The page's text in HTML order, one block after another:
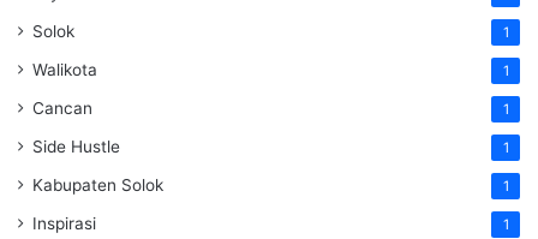
Solok 1
Walikota 1
Cancan 1
Side Hustle 1
Kabupaten Solok 1
Inspirasi 1